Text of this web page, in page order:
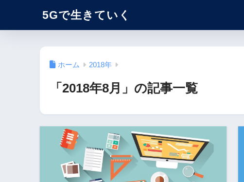
5Gで生きていく
ホーム 2018年
「2018年8月」の記事一覧